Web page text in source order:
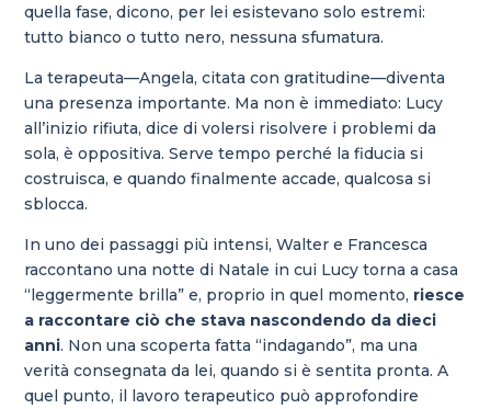
quella fase, dicono, per lei esistevano solo estremi:
tutto bianco o tutto nero, nessuna sfumatura.
La terapeuta—Angela, citata con gratitudine—diventa
una presenza importante. Ma non è immediato: Lucy
all’inizio rifiuta, dice di volersi risolvere i problemi da
sola, è oppositiva. Serve tempo perché la fiducia si
costruisca, e quando finalmente accade, qualcosa si
sblocca.
In uno dei passaggi più intensi, Walter e Francesca
raccontano una notte di Natale in cui Lucy torna a casa
“leggermente brilla” e, proprio in quel momento, riesce
a raccontare ciò che stava nascondendo da dieci
anni. Non una scoperta fatta “indagando”, ma una
verità consegnata da lei, quando si è sentita pronta. A
quel punto, il lavoro terapeutico può approfondire